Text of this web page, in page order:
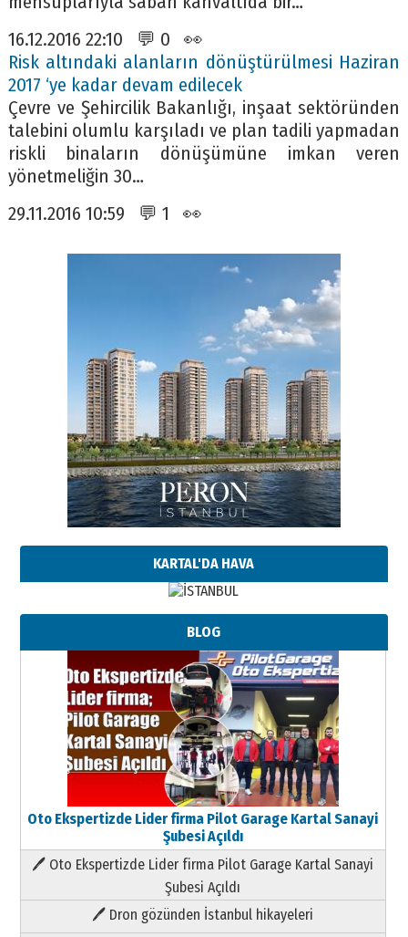
16.12.2016 22:10 💬 0 👀
Risk altındaki alanların dönüştürülmesi Haziran
2017 ‘ye kadar devam edilecek
Çevre ve Şehircilik Bakanlığı, inşaat sektöründen
talebini olumlu karşıladı ve plan tadili yapmadan
riskli binaların dönüşümüne imkan veren
yönetmeliğin 30…
29.11.2016 10:59 💬 1 👀
KARTAL'DA HAVA
BLOG
Oto Ekspertizde Lider firma Pilot Garage Kartal Sanayi
Şubesi Açıldı
🖊 Oto Ekspertizde Lider firma Pilot Garage Kartal Sanayi
Şubesi Açıldı
🖊 Dron gözünden İstanbul hikayeleri